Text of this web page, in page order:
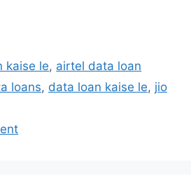
kaise le, airtel data loan
loans, data loan kaise le, jio